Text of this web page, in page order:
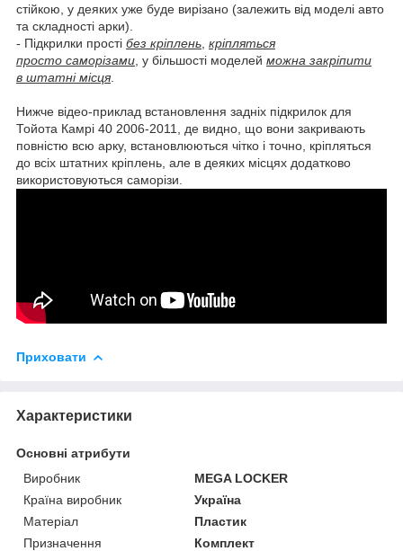
стійкою, у деяких уже буде вирізано (залежить від моделі авто
та складності арки).
- Підкрилки прості без кріплень кріпляться
просто саморізами , у більшості моделей можна закріпити
в штатні місця
Нижче відео-приклад встановлення задніх підкрилок для
Тойота Камрі 40 2006-2011, де видно, що вони закривають
повністю всю арку, встановлюються чітко і точно, кріпляться
до всіх штатних кріплень, але в деяких місцях додатково
використовуються саморізи.
Приховати
Характеристики
Основні атрибути
Виробник
MEGA LOCKER
Країна виробник
Україна
Матеріал
Пластик
Призначення
Комплект